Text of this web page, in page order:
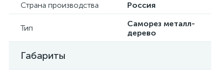
Страна производства
Россия
Тип
Саморез металл-
дерево
Габариты